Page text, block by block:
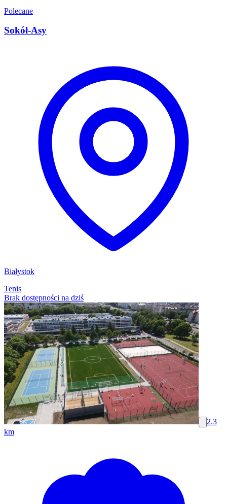
Polecane
Sokół-Asy
Białystok
Tenis
Brak dostępności na dziś
2.3
km